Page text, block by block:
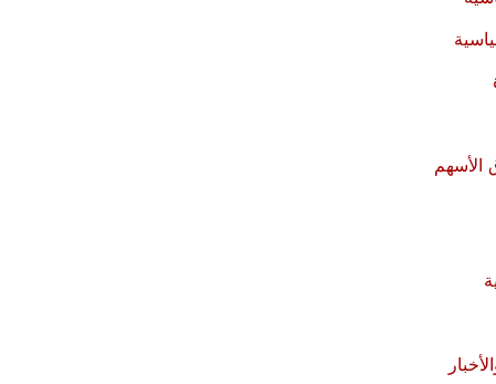
الأسهم